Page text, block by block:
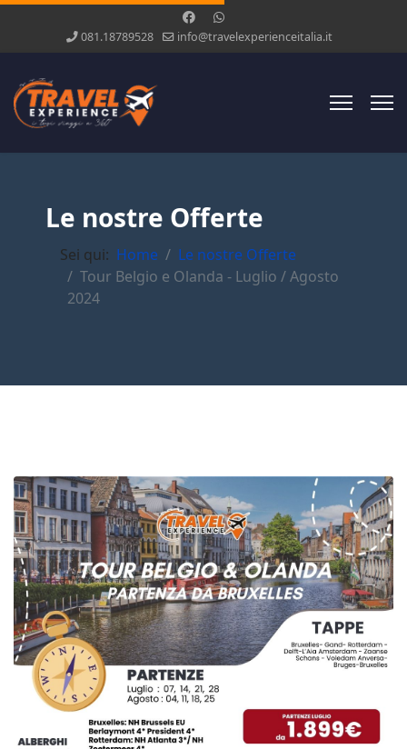
081.18789528 info@travelexperienceitalia.it
Le nostre Offerte
Sei qui: Home
Le nostre Offerte
Tour Belgio e Olanda - Luglio / Agosto
2024